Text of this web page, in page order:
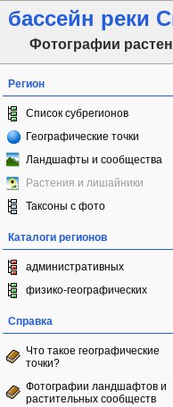
бассейн реки
Фотографии
Регион
Список субрегионов
Географические точки
Ландшафты и сообщества
Растения и лишайники
Таксоны с фото
Каталоги регионов
административных
физико-географических
Справка
Что такое географические
точки?
Фотографии ландшафтов и
растительных сообществ